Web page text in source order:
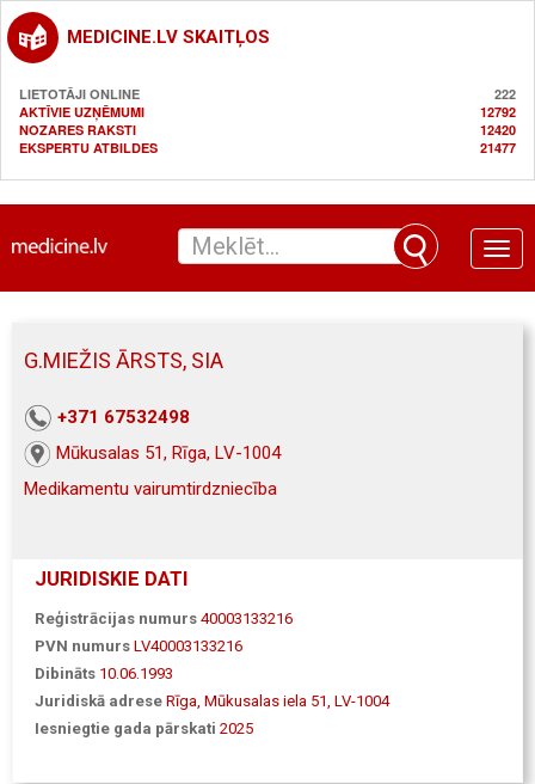
MEDICINE.LV SKAITĻOS
LIETOTĀJI ONLINE
222
AKTĪVIE UZŅĒMUMI
12792
NOZARES RAKSTI
12420
EKSPERTU ATBILDES
21477
Toggle
G.MIEŽIS ĀRSTS, SIA
+371 67532498
Mūkusalas 51, Rīga, LV-1004
Medikamentu vairumtirdzniecība
JURIDISKIE DATI
Reģistrācijas numurs 40003133216
PVN numurs LV40003133216
Dibināts 10.06.1993
Juridiskā adrese Rīga, Mūkusalas iela 51, LV-1004
Iesniegtie gada pārskati 2025